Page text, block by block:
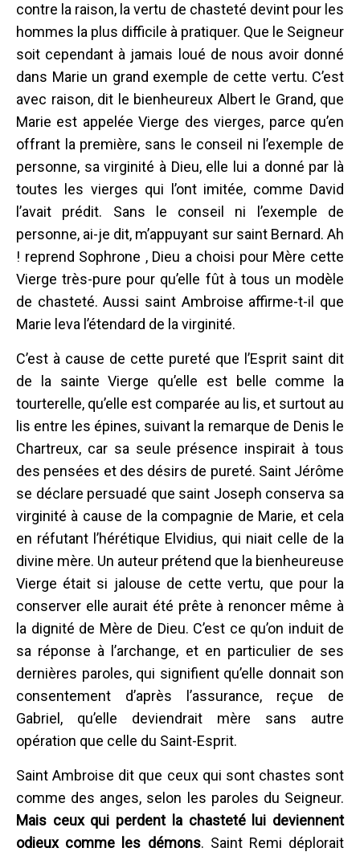
contre la raison, la vertu de chasteté devint pour les
hommes la plus difficile à pratiquer. Que le Seigneur
soit cependant à jamais loué de nous avoir donné
dans Marie un grand exemple de cette vertu. C’est
avec raison, dit le bienheureux Albert le Grand, que
Marie est appelée Vierge des vierges, parce qu’en
offrant la première, sans le conseil ni l’exemple de
personne, sa virginité à Dieu, elle lui a donné par là
toutes les vierges qui l’ont imitée, comme David
l’avait prédit. Sans le conseil ni l’exemple de
personne, ai-je dit, m’appuyant sur saint Bernard. Ah
! reprend Sophrone , Dieu a choisi pour Mère cette
Vierge très-pure pour qu’elle fût à tous un modèle
de chasteté. Aussi saint Ambroise affirme-t-il que
Marie leva l’étendard de la virginité.
C’est à cause de cette pureté que l’Esprit saint dit
de la sainte Vierge qu’elle est belle comme la
tourterelle, qu’elle est comparée au lis, et surtout au
lis entre les épines, suivant la remarque de Denis le
Chartreux, car sa seule présence inspirait à tous
des pensées et des désirs de pureté. Saint Jérôme
se déclare persuadé que saint Joseph conserva sa
virginité à cause de la compagnie de Marie, et cela
en réfutant l’hérétique Elvidius, qui niait celle de la
divine mère. Un auteur prétend que la bienheureuse
Vierge était si jalouse de cette vertu, que pour la
conserver elle aurait été prête à renoncer même à
la dignité de Mère de Dieu. C’est ce qu’on induit de
sa réponse à l’archange, et en particulier de ses
dernières paroles, qui signifient qu’elle donnait son
consentement d’après l’assurance, reçue de
Gabriel, qu’elle deviendrait mère sans autre
opération que celle du Saint-Esprit.
Saint Ambroise dit que ceux qui sont chastes sont
comme des anges, selon les paroles du Seigneur.
Mais ceux qui perdent la chasteté lui deviennent
odieux comme les démons. Saint Remi déplorait